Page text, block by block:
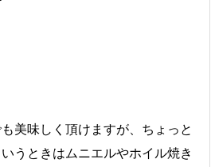
美味しく頂けますが、ちょっと
うときはムニエルやホイル焼き